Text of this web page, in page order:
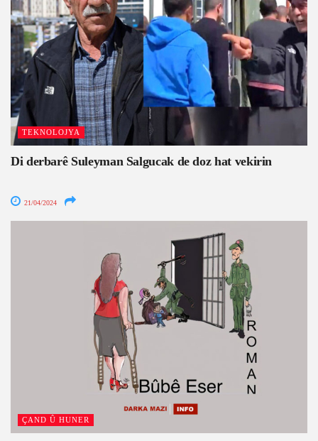
TEKNOLOJYA
Di derbarê Suleyman Salgucak de doz hat vekirin
21/04/2024
ÇAND Û HUNER